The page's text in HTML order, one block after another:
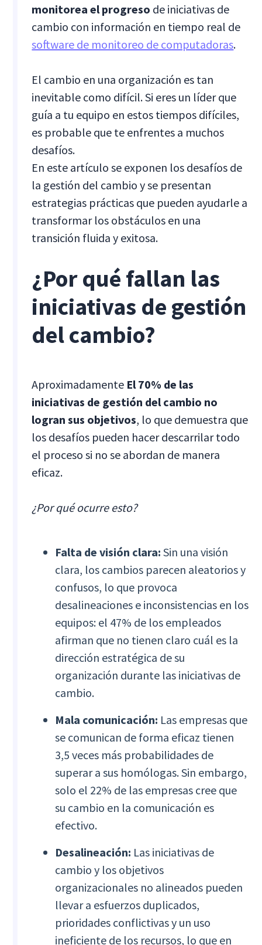
monitorea el progreso de iniciativas de
cambio con información en tiempo real de
software de monitoreo de computadoras.
El cambio en una organización es tan
inevitable como difícil. Si eres un líder que
guía a tu equipo en estos tiempos difíciles,
es probable que te enfrentes a muchos
desafíos.
En este artículo se exponen los desafíos de
la gestión del cambio y se presentan
estrategias prácticas que pueden ayudarle a
transformar los obstáculos en una
transición fluida y exitosa.
¿Por qué fallan las
iniciativas de gestión
del cambio?
Aproximadamente El 70% de las
iniciativas de gestión del cambio no
logran sus objetivos, lo que demuestra que
los desafíos pueden hacer descarrilar todo
el proceso si no se abordan de manera
eficaz.
¿Por qué ocurre esto?
Falta de visión clara:Sin una visión
clara, los cambios parecen aleatorios y
confusos, lo que provoca
desalineaciones e inconsistencias en los
equipos: el 47% de los empleados
afirman que no tienen claro cuál es la
dirección estratégica de su
organización durante las iniciativas de
cambio.
Mala comunicación: Las empresas que
se comunican de forma eficaz tienen
3,5 veces más probabilidades de
superar a sus homólogas. Sin embargo,
solo el 22% de las empresas cree que
su cambio en la comunicación es
efectivo.
Desalineación: Las iniciativas de
cambio y los objetivos
organizacionales no alineados pueden
llevar a esfuerzos duplicados,
prioridades conflictivas y un uso
ineficiente de los recursos, lo que en